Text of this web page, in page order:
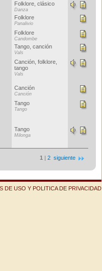
Folklore, clásico
Danza
Folklore
Panalivio
Folklore
Candombe
Tango, canción
Vals
Canción, folklore,
tango
Vals
Canción
Canción
Tango
Tango
Tango
Milonga
1 | 2 siguiente
DE USO Y POLITICA DE PRIVACIDAD